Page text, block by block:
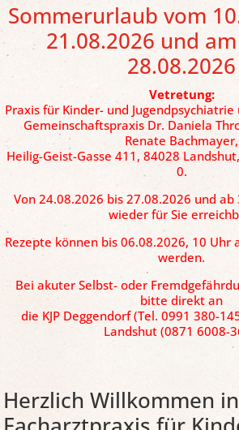
Sommerurlaub vom
21.08.2026 und
28.08.2026
Vetretung:
Praxis für Kinder- und
Gemeinschaftspraxis Dr. Daniela
Renate Bachmayer,
Heilig-Geist-Gasse 411, 84028
0.
Von 24.08.2026 bis 27.08.2026 und
wieder für Sie
Rezepte können bis 06.08.2026, 10
werden.
Bei akuter Selbst- oder
bitte direkt an
die KJP Deggendorf (Tel. 0991 380-
Landshut (0871 6008-
Herzlich Willkommen